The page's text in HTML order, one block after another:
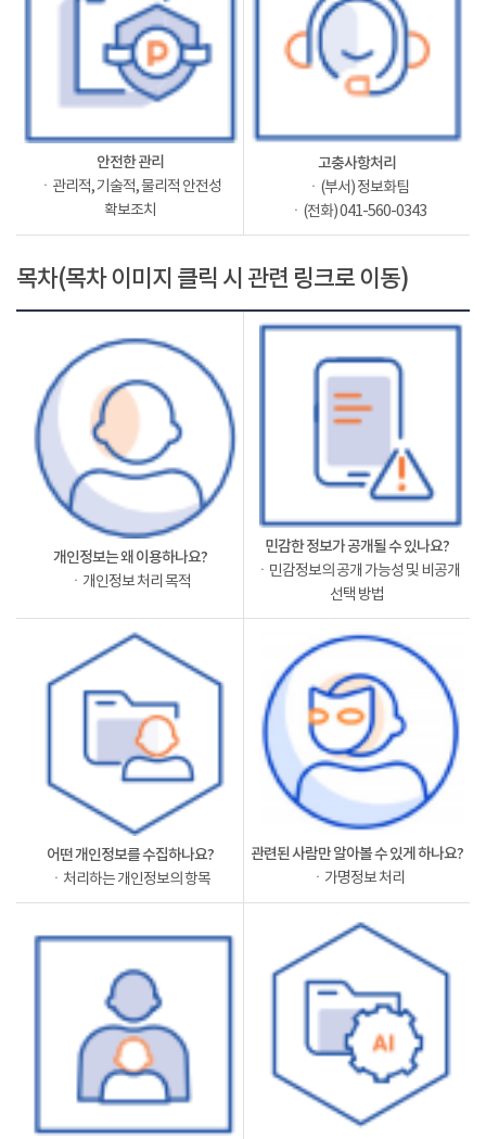
안전한 관리
ㆍ관리적, 기술적, 물리적 안전성
확보조치
고충사항처리
ㆍ(부서) 정보화팀
ㆍ(전화) 041-560-0343
목차(목차 이미지 클릭 시 관련 링크로 이동)
개인정보는 왜 이용하나요?
ㆍ개인정보 처리 목적
민감한 정보가 공개될 수 있나요?
ㆍ민감정보의 공개 가능성 및 비공개
선택 방법
어떤 개인정보를 수집하나요?
ㆍ처리하는 개인정보의 항목
관련된 사람만 알아볼 수 있게 하나요?
ㆍ가명정보 처리